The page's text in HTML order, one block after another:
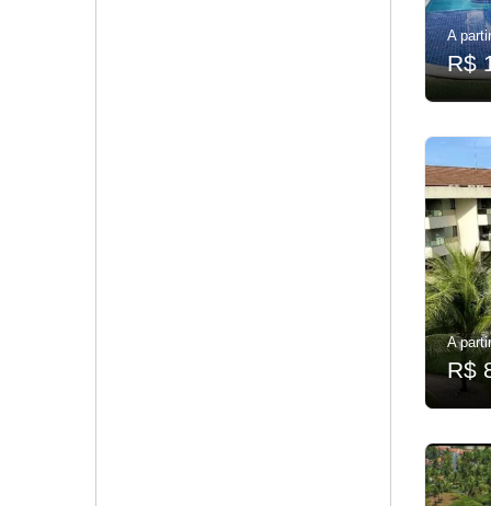
A
R$
A
R$